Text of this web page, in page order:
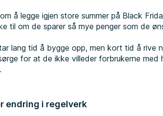
å legge igjen store summer på Black
til om de sparer så mye penger som de
lang tid å bygge opp, men kort tid å rive
for at de ikke villeder forbrukerne med
endring i regelverk